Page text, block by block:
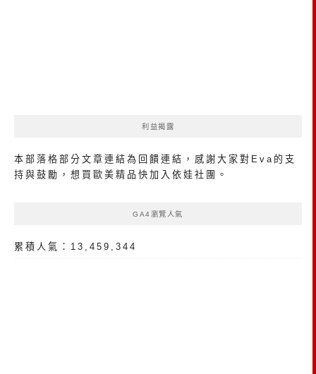
利益揭露
本部落格部分文章連結為回饋連結，感謝大家對Eva的支
持與鼓勵，想買歐美精品 快加入依娃社團 。
GA4瀏覽人氣
累積人氣：13,459,344